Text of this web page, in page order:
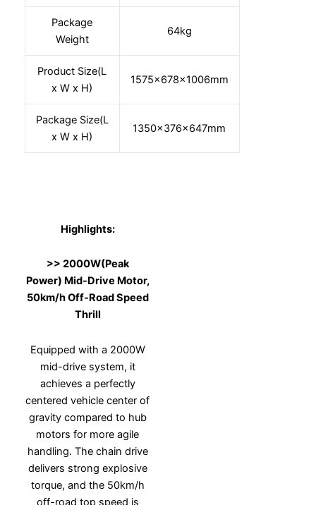
Package
Weight
64kg
Product Size(L
x W x H)
1575×678×1006mm
Package Size(L
x W x H)
1350×376×647mm
Highlights:
>> 2000W(Peak
Power) Mid-Drive Motor,
50km/h Off-Road Speed
Thrill
Equipped with a 2000W
mid-drive system, it
achieves a perfectly
centered vehicle center of
gravity compared to hub
motors for more agile
handling. The chain drive
delivers strong explosive
torque, and the 50km/h
off-road top speed is